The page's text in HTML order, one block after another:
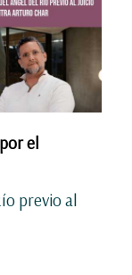
el
previo al